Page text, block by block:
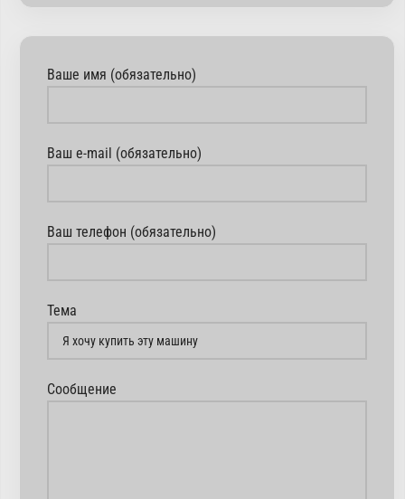
Ваше имя (обязательно)
Ваш e-mail (обязательно)
Ваш телефон (обязательно)
Тема
Сообщение